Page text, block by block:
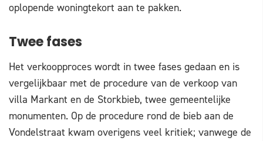
oplopende woningtekort aan te pakken.
Twee fases
Het verkoopproces wordt in twee fases gedaan en is
vergelijkbaar met de procedure van de verkoop van
villa Markant en de Storkbieb, twee gemeentelijke
monumenten. Op de procedure rond de bieb aan de
Vondelstraat kwam overigens veel kritiek; vanwege de